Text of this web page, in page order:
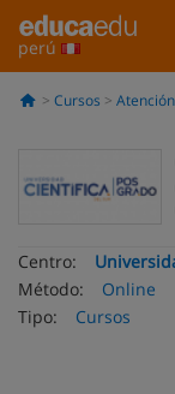
perú
Cursos
Centro:
Método:
Online
Tipo:
Cursos